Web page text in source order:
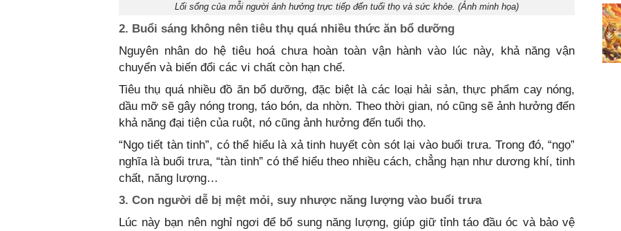
Lối sống của mỗi người ảnh hưởng trực tiếp đến tuổi thọ và sức khỏe. (Ảnh minh họa)
2. Buổi sáng không nên tiêu thụ quá nhiều thức ăn bổ dưỡng
Nguyên nhân do hệ tiêu hoá chưa hoàn toàn vận hành vào lúc này, khả năng vận
chuyển và biến đổi các vi chất còn hạn chế.
Tiêu thụ quá nhiều đồ ăn bổ dưỡng, đặc biệt là các loại hải sản, thực phẩm cay nóng,
dầu mỡ sẽ gây nóng trong, táo bón, da nhờn. Theo thời gian, nó cũng sẽ ảnh hưởng đến
khả năng đại tiện của ruột, nó cũng ảnh hưởng đến tuổi thọ.
“Ngọ tiết tàn tinh”, có thể hiểu là xả tinh huyết còn sót lại vào buổi trưa. Trong đó, “ngọ”
nghĩa là buổi trưa, “tàn tinh” có thể hiểu theo nhiều cách, chẳng hạn như dương khí, tinh
chất, năng lượng…
3. Con người dễ bị mệt mỏi, suy nhược năng lượng vào buổi trưa
Lúc này bạn nên nghỉ ngơi để bổ sung năng lượng, giúp giữ tỉnh táo đầu óc và bảo vệ